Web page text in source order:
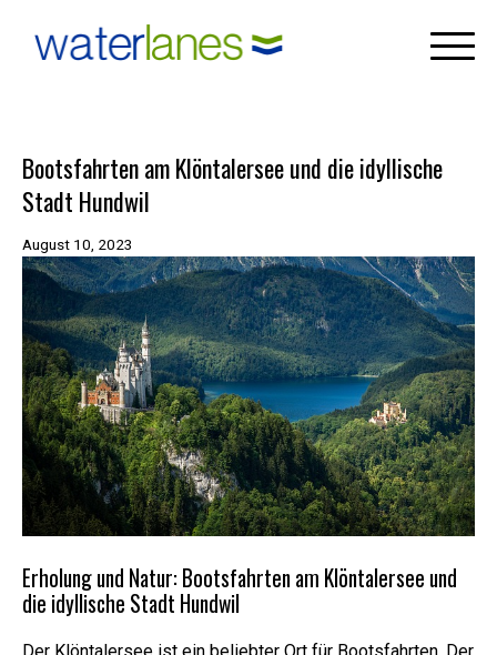
Bootsfahrten am Klöntalersee und die idyllische
Stadt Hundwil
August 10, 2023
Erholung und Natur: Bootsfahrten am Klöntalersee und
die idyllische Stadt Hundwil
×